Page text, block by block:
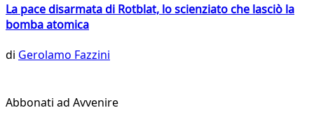
La pace disarmata di Rotblat, lo scienziato che lasciò la
bomba atomica
di Gerolamo Fazzini
Abbonati ad Avvenire